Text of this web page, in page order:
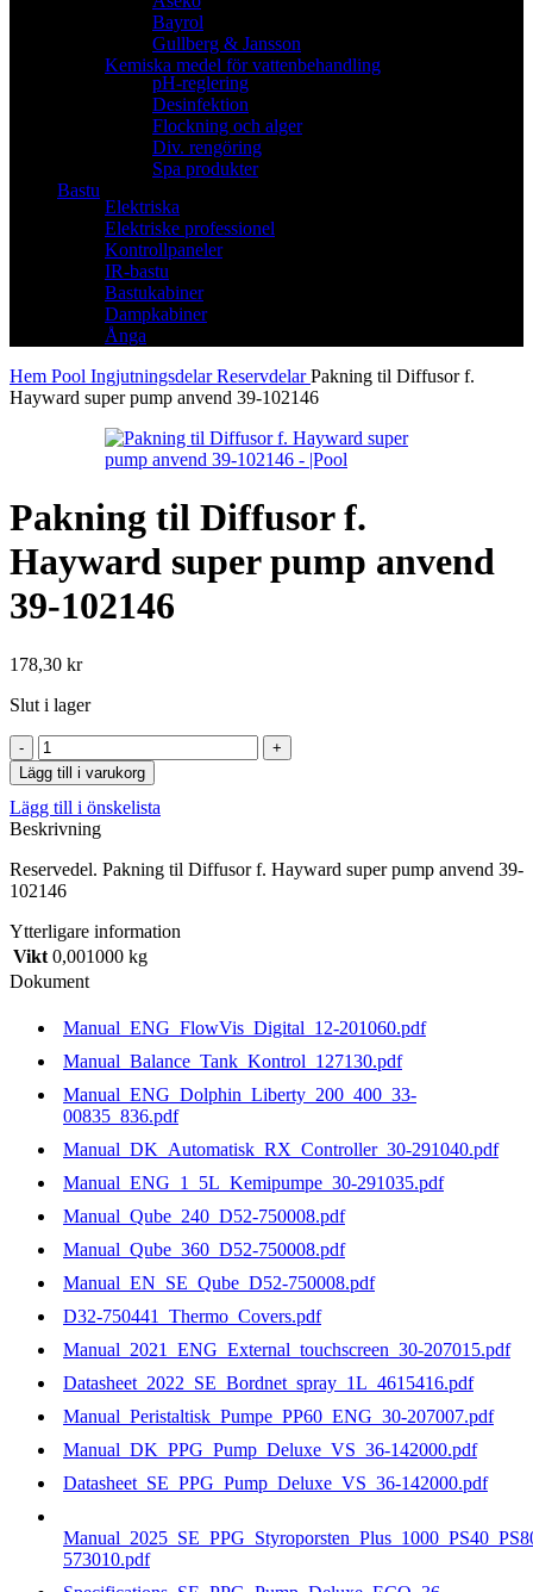
Bayrol
Gullberg & Jansson
Kemiska medel för vattenbehandling
pH-reglering
Desinfektion
Flockning och alger
Div. rengöring
Spa produkter
Bastu
Elektriska
Elektriske professionel
Kontrollpaneler
IR-bastu
Bastukabiner
Dampkabiner
Ånga
Hem Pool IngjutningsdelarReservdelarPakning til Diffusor f.
Hayward super pump anvend 39-102146
Pakning til Diffusor f.
Hayward super pump anvend
39-102146
178,30 kr
Slut i lager
Pakning
til
Diffusor
f.
Hayward
pump
anvend
102146
mängd
Lägg till i varukorg
Lägg till i önskelista
Beskrivning
Reservedel. Pakning til Diffusor f. Hayward super pump anvend 39-
102146
Ytterligare information
Vikt 0,001000 kg
Dokument
Manual_ENG_FlowVis_Digital_12-201060.pdf
Manual_Balance_Tank_Kontrol_127130.pdf
Manual_ENG_Dolphin_Liberty_200_400_33-
00835_836.pdf
Manual_DK_Automatisk_RX_Controller_30-291040.pdf
Manual_ENG_1_5L_Kemipumpe_30-291035.pdf
Manual_Qube_240_D52-750008.pdf
Manual_Qube_360_D52-750008.pdf
Manual_EN_SE_Qube_D52-750008.pdf
D32-750441_Thermo_Covers.pdf
Manual_2021_ENG_External_touchscreen_30-207015.pdf
Datasheet_2022_SE_Bordnet_spray_1L_4615416.pdf
Manual_Peristaltisk_Pumpe_PP60_ENG_30-207007.pdf
Manual_DK_PPG_Pump_Deluxe_VS_36-142000.pdf
Datasheet_SE_PPG_Pump_Deluxe_VS_36-142000.pdf
573010.pdf